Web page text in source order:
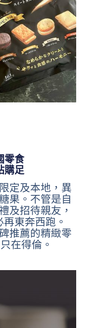
零食
購足
定及本地，異
果。不管是自
及招待親友，
東奔西跑。
推薦的精緻零
在得倫。